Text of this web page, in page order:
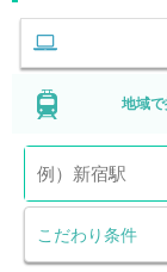
地域
こだわり条件